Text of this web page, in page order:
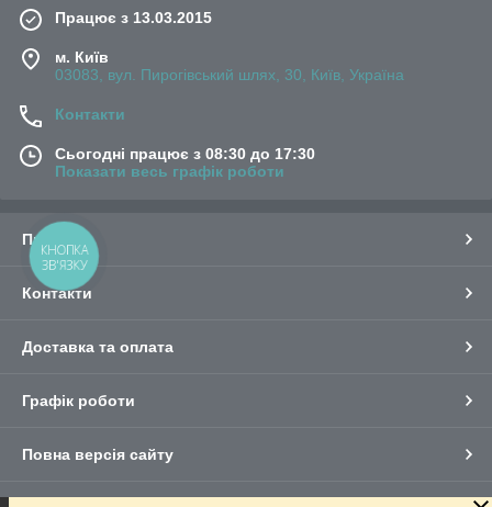
Працює з 13.03.2015
м. Київ
03083, вул. Пирогівський шлях, 30, Київ, Україна
Контакти
Сьогодні працює з 08:30 до 17:30
Показати весь графік роботи
Про нас
Контакти
Доставка та оплата
Графік роботи
Повна версія сайту
КНОПКА
ЗВ'ЯЗКУ